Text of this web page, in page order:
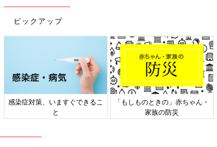
産科・婦人科広川レディスクリニック
産科・婦人科原田レディースクリニック
いしかわレディースクリニック
知立市
ピックアップ
感染症対策、いますぐできるこ
と
「もしものときの」赤ちゃん・
家族の防災